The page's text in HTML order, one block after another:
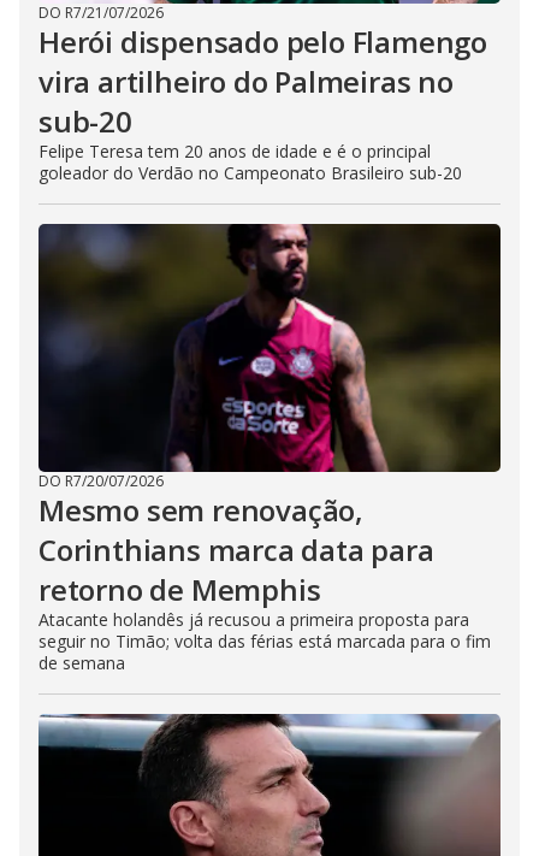
DO R7/21/07/2026
Herói dispensado pelo Flamengo
vira artilheiro do Palmeiras no
sub-20
Felipe Teresa tem 20 anos de idade e é o principal
goleador do Verdão no Campeonato Brasileiro sub-20
DO R7/20/07/2026
Mesmo sem renovação,
Corinthians marca data para
retorno de Memphis
Atacante holandês já recusou a primeira proposta para
seguir no Timão; volta das férias está marcada para o fim
de semana